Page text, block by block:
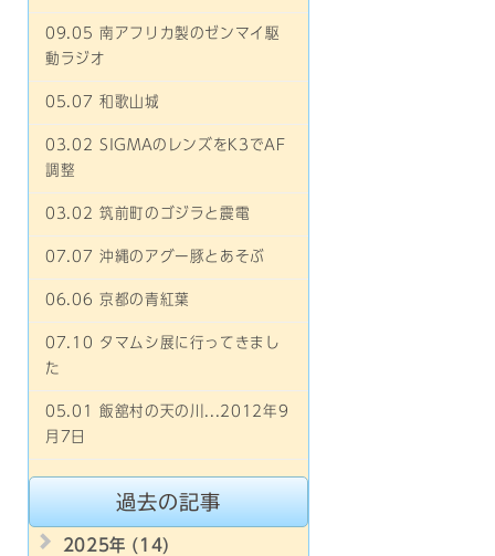
09.05 南アフリカ製のゼンマイ駆
動ラジオ
05.07 和歌山城
03.02 SIGMAのレンズをK3でAF
調整
03.02 筑前町のゴジラと震電
07.07 沖縄のアグー豚とあそぶ
06.06 京都の青紅葉
07.10 タマムシ展に行ってきまし
た
05.01 飯舘村の天の川...2012年9
月7日
過去の記事
2025年 (14)